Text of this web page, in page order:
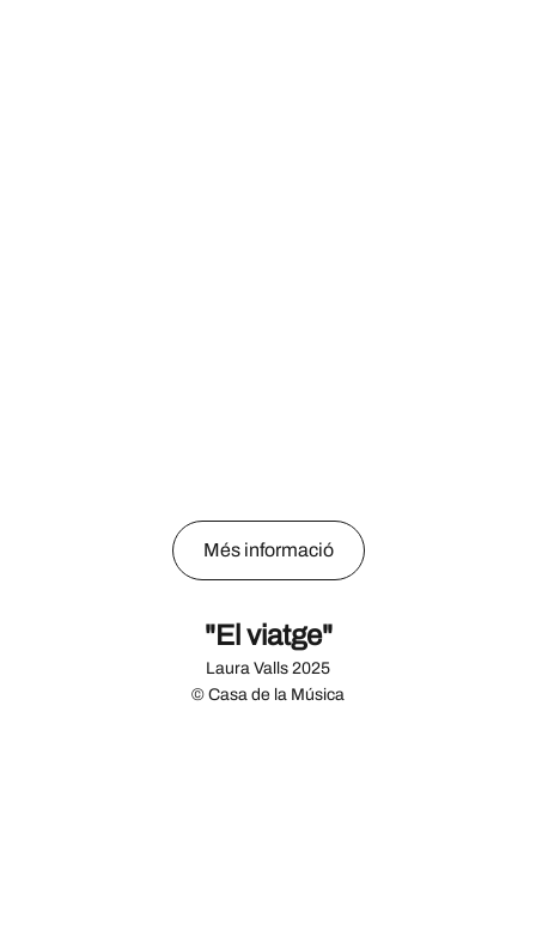
Més informació
"El viatge"
Laura Valls 2025
© Casa de la Música